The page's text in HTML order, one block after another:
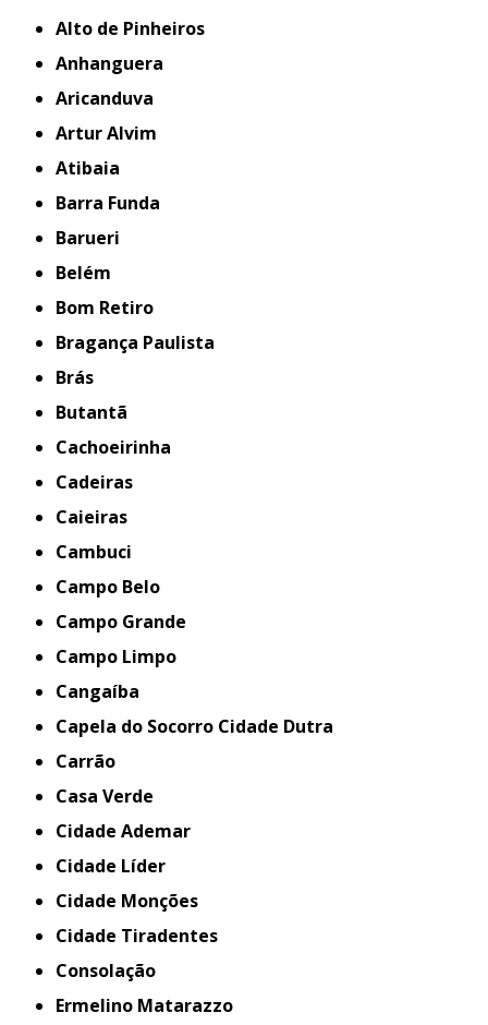
Alto de Pinheiros
Anhanguera
Aricanduva
Artur Alvim
Atibaia
Barra Funda
Barueri
Belém
Bom Retiro
Bragança Paulista
Brás
Butantã
Cachoeirinha
Cadeiras
Caieiras
Cambuci
Campo Belo
Campo Grande
Campo Limpo
Cangaíba
Capela do Socorro Cidade Dutra
Carrão
Casa Verde
Cidade Ademar
Cidade Líder
Cidade Monções
Cidade Tiradentes
Consolação
Ermelino Matarazzo